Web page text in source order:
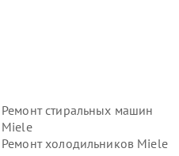
Ремонт стиральных машин
Miele
Ремонт холодильников Miele